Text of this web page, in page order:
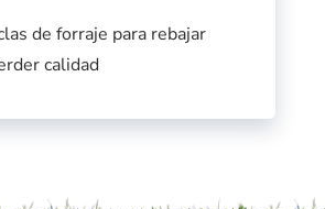
de forraje para rebajar
calidad